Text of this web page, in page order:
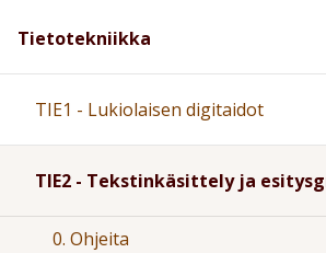
Tietotekniikka
TIE1 - Lukiolaisen digitaidot
TIE2 - Tekstinkäsittely ja
0. Ohjeita